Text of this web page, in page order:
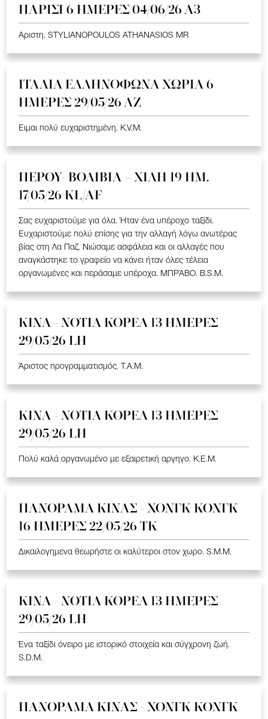
ΠΑΡΙΣΙ 6 ΗΜΕΡΕΣ 04/06/26 Α3
Αριστη. STYLIANOPOULOS ATHANASIOS MR
ΙΤΑΛΙΑ ΕΛΛΗΝΟΦΩΝΑ ΧΩΡΙΑ 6
ΗΜΕΡΕΣ 29/05/26 ΑΖ
Ειμαι πολύ ευχαριστημένη. K.V.M.
ΠΕΡΟΥ- ΒΟΛΙΒΙΑ – ΧΙΛΗ 19 HM.
17/05/26 KL/AF
Σας ευχαριστούμε για όλα. Ήταν ένα υπέροχο ταξίδι.
Ευχαριστούμε πολύ επίσης για την αλλαγή λόγω ανωτέρας
βίας στη Λα Παζ. Νιώσαμε ασφάλεια και οι αλλαγές που
αναγκάστηκε το γραφείο να κάνει ήταν όλες τέλεια
οργανωμένες και περάσαμε υπέροχα. ΜΠΡΆΒΟ. B.S.M.
ΚΙΝΑ - ΝΟΤΙΑ ΚΟΡΕΑ 13 ΗΜΕΡΕΣ
29/05/26 LH
Άριστος προγραμματισμός. T.A.M.
ΚΙΝΑ - ΝΟΤΙΑ ΚΟΡΕΑ 13 ΗΜΕΡΕΣ
29/05/26 LH
Πολύ καλά οργανωμένο με εξαιρετική αργηγο. K.E.M.
ΠΑΝΟΡΑΜΑ ΚΙΝΑΣ - ΧΟΝΓΚ ΚΟΝΓΚ
16 ΗΜΕΡΕΣ 22/05/26 TK
Δικαιλογημενα θεωρήστε οι καλύτεροι στον χωρο. S.M.M.
ΚΙΝΑ - ΝΟΤΙΑ ΚΟΡΕΑ 13 ΗΜΕΡΕΣ
29/05/26 LH
Ένα ταξίδι όνειρο με ιστορικό στοιχεία και σύγχρονη ζωή.
S.D.M.
ΠΑΝΟΡΑΜΑ ΚΙΝΑΣ - ΧΟΝΓΚ ΚΟΝΓΚ